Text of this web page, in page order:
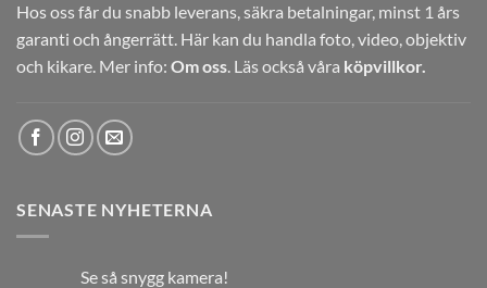
Hos oss får du snabb leverans, säkra betalningar, minst 1 års
garanti och ångerrätt. Här kan du handla foto, video, objektiv
och kikare. Mer info: Om oss. Läs också våra köpvillkor.
SENASTE NYHETERNA
Se så snygg kamera!